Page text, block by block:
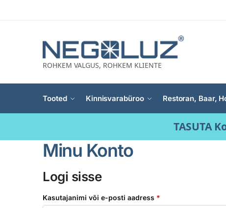
ROHKEM VALGUS, ROHKEM KLIENTE
Tooted Kinnisvarabüroo Restoran, Baar,
TASUTA
Minu Konto
Logi sisse
Kasutajanimi või e-posti aadress *